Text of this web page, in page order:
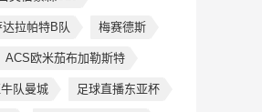
达拉帕特B队 梅赛德斯
ACS欧米茄布加勒斯特
队曼城 足球直播东亚杯